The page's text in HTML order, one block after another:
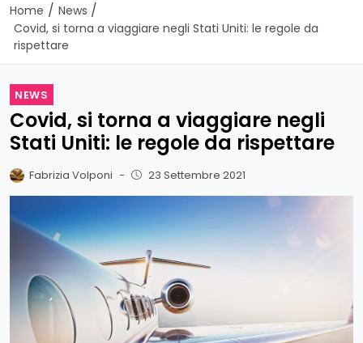
Home / News /
Covid, si torna a viaggiare negli Stati Uniti: le regole da
rispettare
NEWS
Covid, si torna a viaggiare negli
Stati Uniti: le regole da rispettare
Fabrizia Volponi - 23 Settembre 2021